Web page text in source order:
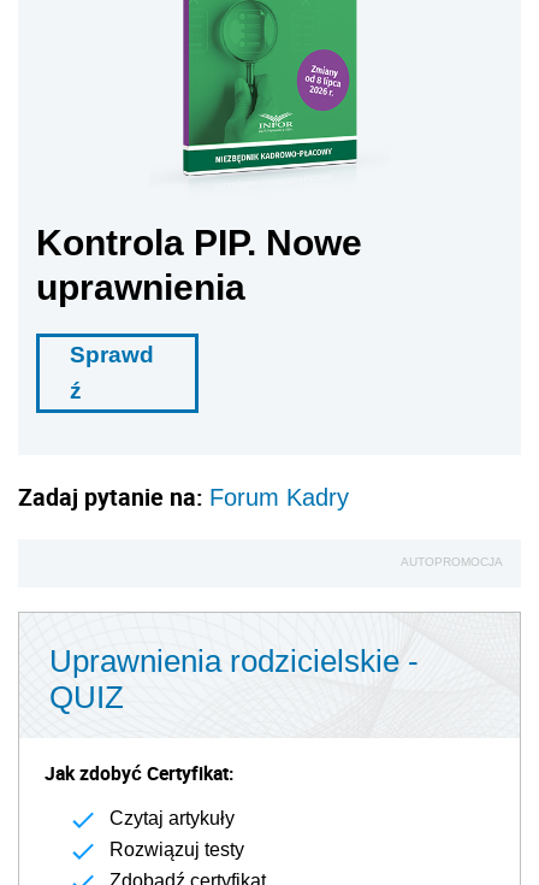
Kontrola PIP. Nowe
uprawnienia
Sprawd
ź
Zadaj pytanie na: Forum Kadry
AUTOPROMOCJA
Uprawnienia rodzicielskie -
QUIZ
Jak zdobyć Certyfikat:
Czytaj artykuły
Rozwiązuj testy
Zdobądź certyfikat